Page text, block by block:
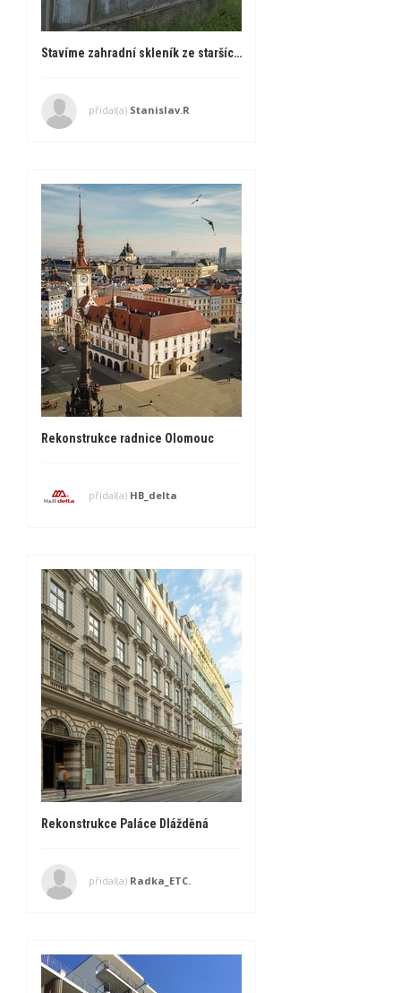
Stavíme zahradní skleník ze starších tabulí skla
přidal(a) Stanislav.R
Rekonstrukce radnice Olomouc
přidal(a) HB_delta
Rekonstrukce Paláce Dlážděná
přidal(a) Radka_ETC.